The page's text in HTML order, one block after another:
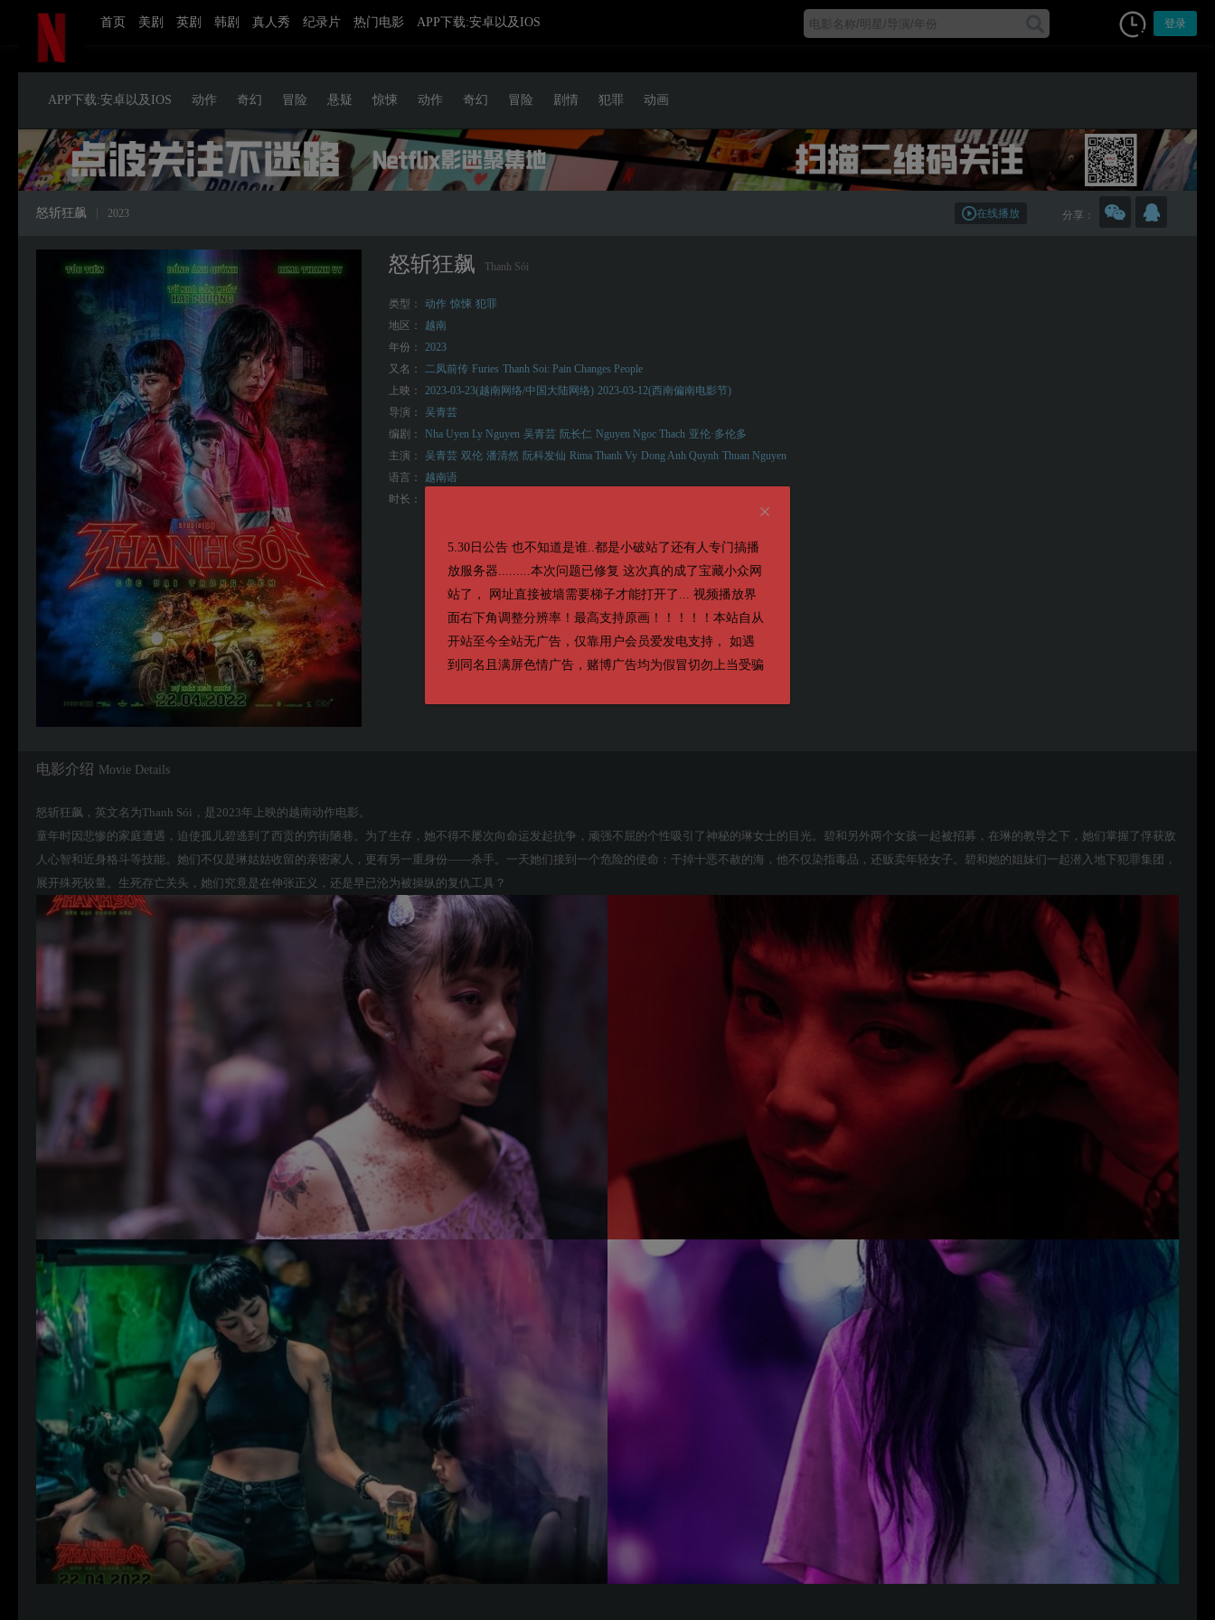
首页 美剧 英剧 韩剧 真人秀 纪录片 热门电影 APP下载:安卓以及IOS 登录
5.30日公告 也不知道是谁..都是小破站了还有人专门搞播
放服务器.........本次问题已修复 这次真的成了宝藏小众网
站了， 网址直接被墙需要梯子才能打开了... 视频播放界
面右下角调整分辨率！最高支持原画！！！！！本站自从
开站至今全站无广告，仅靠用户会员爱发电支持， 如遇
到同名且满屏色情广告，赌博广告均为假冒切勿上当受骗
APP下载:安卓以及IOS 动作 奇幻 冒险 悬疑 惊悚 动作 奇幻 冒险 剧情 犯罪 动画
怒斩狂飙 2023 分享：
在线播放
怒斩狂飙 Thanh Sói
类型： 动作 惊悚 犯罪
地区：
越南
年份：
2023
又名：
二凤前传 Furies Thanh Soi: Pain Changes People
上映：
2023-03-23(越南网络/中国大陆网络) 2023-03-12(西南偏南电影节)
导演：
吴青芸
编剧：
Nha Uyen Ly Nguyen 吴青芸 阮长仁 Nguyen Ngoc Thach 亚伦·多伦多
主演：
吴青芸 双伦 潘清然 阮科发仙 Rima Thanh Vy Dong Anh Quynh Thuan Nguyen
语言：
越南语
时长：
电影介绍 Movie Details
怒斩狂飙，英文名为Thanh Sói，是2023年上映的越南动作电影。
童年时因悲惨的家庭遭遇，迫使孤儿碧逃到了西贡的穷街陋巷。为了生存，她不得不屡次向命运发起抗争，顽强不屈的个性吸引了神秘的琳女士的目光。碧和另外两个女孩一起被招募，在琳的教导之下，她们掌握了俘获敌
人心智和近身格斗等技能。她们不仅是琳姑姑收留的亲密家人，更有另一重身份——杀手。一天她们接到一个危险的使命：干掉十恶不赦的海，他不仅染指毒品，还贩卖年轻女子。碧和她的姐妹们一起潜入地下犯罪集团，
展开殊死较量。生死存亡关头，她们究竟是在伸张正义，还是早已沦为被操纵的复仇工具？